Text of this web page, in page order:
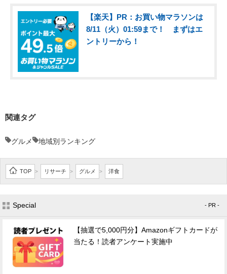
【楽天】PR：お買い物マラソンは
8/11（火）01:59まで！ まずはエ
ントリーから！
関連タグ
グルメ 地域別ランキング
TOP > リサーチ > グルメ > 洋食
Special - PR -
【抽選で5,000円分】Amazonギフトカードが
当たる！読者アンケート実施中